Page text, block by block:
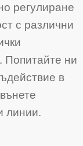
регулиране
с различни
Попитайте ни
в
линии.